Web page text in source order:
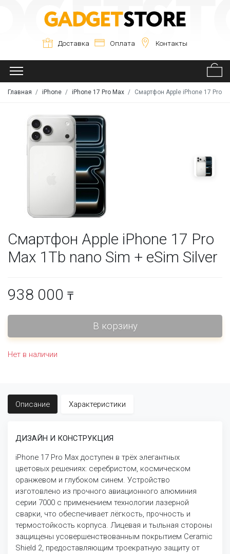
Доставка Оплата Контакты
Главная iPhone iPhone 17 Pro Max Смартфон Apple iPhone 17 Pro
Смартфон Apple iPhone 17 Pro
Max 1Tb nano Sim + eSim Silver
938 000 ₸
Нет в наличии
Описание Характеристики
ДИЗАЙН И КОНСТРУКЦИЯ
iPhone 17 Pro Max доступен в трёх элегантных
цветовых решениях: серебристом, космическом
оранжевом и глубоком синем. Устройство
изготовлено из прочного авиационного алюминия
серии 7000 с применением технологии лазерной
сварки, что обеспечивает лёгкость, прочность и
термостойкость корпуса. Лицевая и тыльная стороны
защищены усовершенствованным покрытием Ceramic
Shield 2, предоставляющим троекратную защиту от